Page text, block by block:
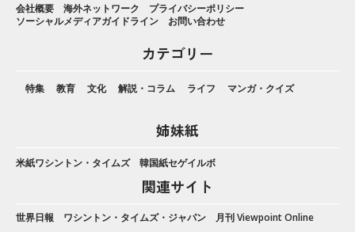
会社概要 海外ネットワーク
プライバシーポリシー
ソーシャルメディアガイドライン
お問い合わせ
カテゴリー
特集 教育 文化 解説・コラム ライフ マンガ・クイズ
姉妹紙
米紙ワシントン・タイムズ 韓国紙セゲイルボ
関連サイト
世界日報 ワシントン・タイムズ・ジャパン 月刊 Viewpoint Online